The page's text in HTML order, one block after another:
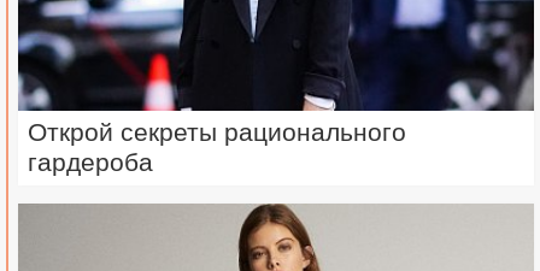
Открой секреты рационального
гардероба